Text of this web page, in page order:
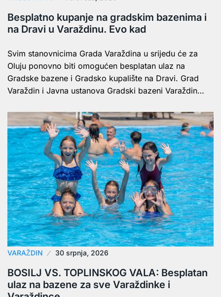
Besplatno kupanje na gradskim bazenima i
na Dravi u Varaždinu. Evo kad
Svim stanovnicima Grada Varaždina u srijedu će za
Oluju ponovno biti omogućen besplatan ulaz na
Gradske bazene i Gradsko kupalište na Dravi. Grad
Varaždin i Javna ustanova Gradski bazeni Varaždin…
VARAŽDIN 30 srpnja, 2026
BOSILJ VS. TOPLINSKOG VALA: Besplatan
ulaz na bazene za sve Varaždinke i